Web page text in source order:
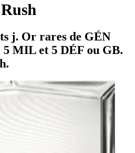
j. Or rares de GÉN
5 MIL et 5 DÉF ou GB.